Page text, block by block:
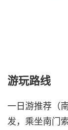
游玩路线
一日游推荐（
发，乘坐南门